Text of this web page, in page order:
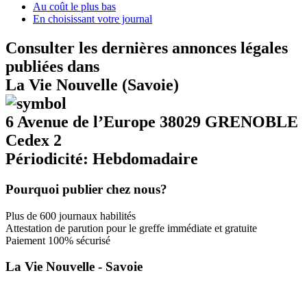
Au coût le plus bas
En choisissant votre journal
Consulter les dernières annonces légales
publiées dans
La Vie Nouvelle (Savoie)
6 Avenue de l’Europe 38029 GRENOBLE
Cedex 2
Périodicité: Hebdomadaire
Pourquoi publier chez nous?
Plus de 600 journaux habilités
Attestation de parution pour le greffe immédiate et gratuite
Paiement 100% sécurisé
La Vie Nouvelle - Savoie